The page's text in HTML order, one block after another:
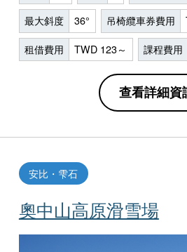
最大斜度 36° 吊椅纜車券費用
租借費用 TWD 123～ 課程費用
查看詳細資
奧中山高原滑雪場
安比・雫石